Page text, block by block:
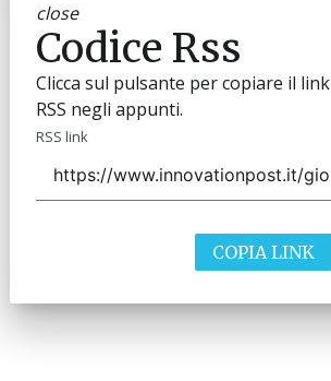
close
Codice Rss
Clicca sul pulsante per copiare il link
RSS negli appunti.
RSS link
COPIA LINK